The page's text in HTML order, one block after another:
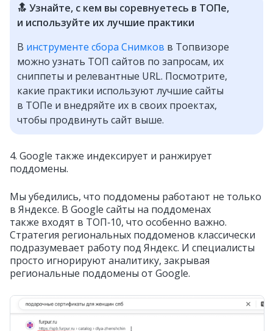
🔝 Узнайте, с кем вы соревнуетесь в ТОПе,
и используйте их лучшие практики
В инструменте сбора Снимков в Топвизоре
можно узнать ТОП сайтов по запросам, их
сниппеты и релевантные URL. Посмотрите,
какие практики используют лучшие сайты
в ТОПе и внедряйте их в своих проектах,
чтобы продвинуть сайт выше.
4. Google также индексирует и ранжирует
поддомены.
Мы убедились, что поддомены работают не только
в Яндексе. В Google сайты на поддоменах
также входят в ТОП‑10, что особенно важно.
Стратегия региональных поддоменов классически
подразумевает работу под Яндекс. И специалисты
просто игнорируют аналитику, закрывая
региональные поддомены от Google.